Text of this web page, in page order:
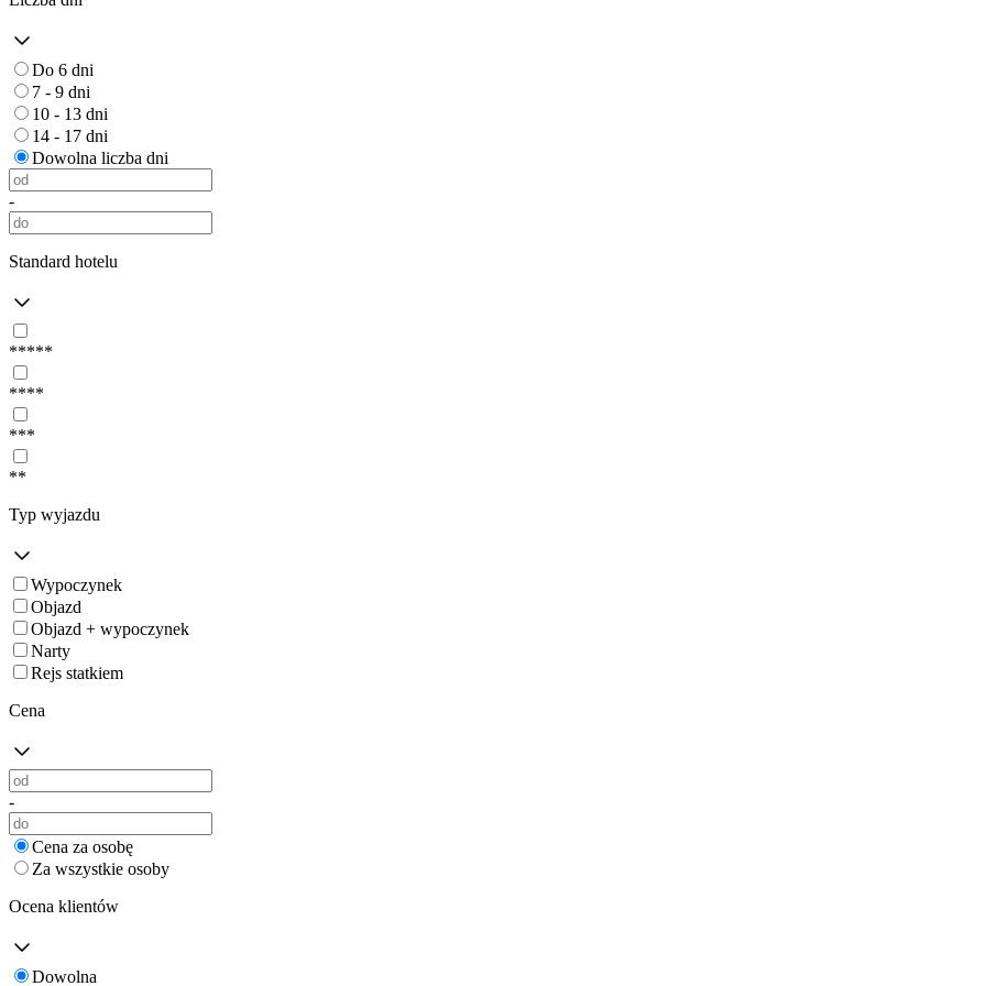
Do 6 dni
7 - 9 dni
10 - 13 dni
14 - 17 dni
Dowolna liczba dni
-
Standard hotelu
*****
****
***
**
Typ wyjazdu
Wypoczynek
Objazd
Objazd + wypoczynek
Narty
Rejs statkiem
Cena
-
Cena za osobę
Za wszystkie osoby
Ocena klientów
Dowolna